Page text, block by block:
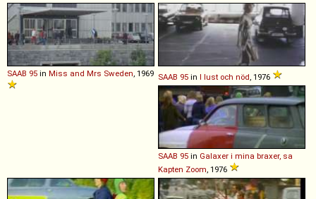
SAAB 95 in Miss and Mrs Sweden , 1969 SAAB 95 in I lust och nöd , 1976
SAAB 95 in Galaxer i mina braxer, sa
Kapten Zoom , 1976